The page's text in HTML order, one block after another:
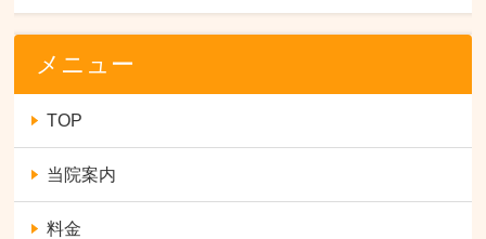
メニュー
TOP
当院案内
料金